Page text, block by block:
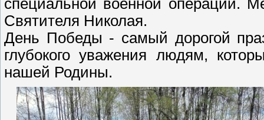
Святителя Николая.
День Победы - самый дорогой
глубокого уважения людям,
нашей Родины.